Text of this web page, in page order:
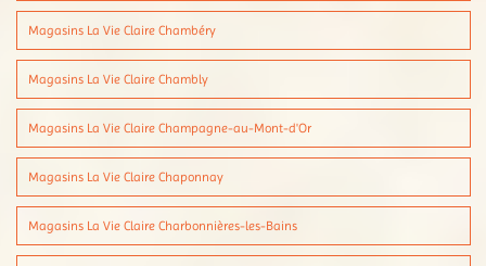
Magasins La Vie Claire Chambéry
Magasins La Vie Claire Chambly
Magasins La Vie Claire Champagne-au-Mont-d'Or
Magasins La Vie Claire Chaponnay
Magasins La Vie Claire Charbonnières-les-Bains